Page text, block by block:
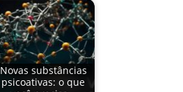
Novas substâncias
psicoativas: o que